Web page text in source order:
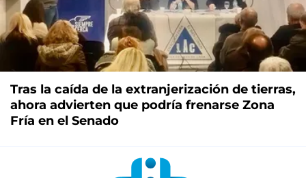
Tras la caída de la extranjerización de tierras,
ahora advierten que podría frenarse Zona
Fría en el Senado